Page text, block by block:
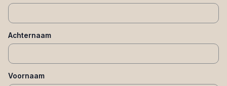
Achternaam
Voornaam